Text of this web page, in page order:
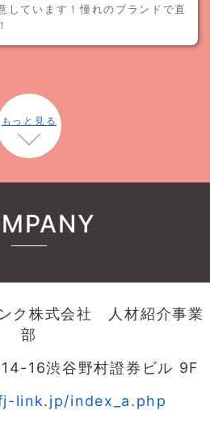
しています！憧れのブランドで直
もっと見る
ク株式会社 人材紹介事業
部
16渋谷野村證券ビル 9F
link.jp/index_a.php